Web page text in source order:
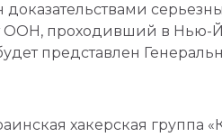
доказательствами
проходивший в Нью-
представлен
хакерская